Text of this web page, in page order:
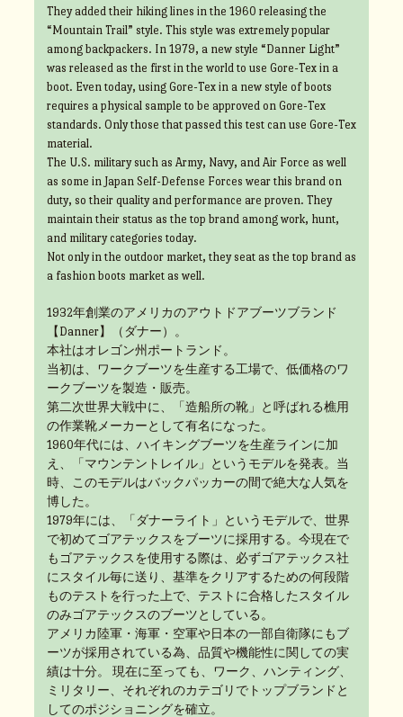
They added their hiking lines in the 1960 releasing the
“Mountain Trail” style. This style was extremely popular
among backpackers. In 1979, a new style “Danner Light”
was released as the first in the world to use Gore-Tex in a
boot. Even today, using Gore-Tex in a new style of boots
requires a physical sample to be approved on Gore-Tex
standards. Only those that passed this test can use Gore-Tex
material.
The U.S. military such as Army, Navy, and Air Force as well
as some in Japan Self-Defense Forces wear this brand on
duty, so their quality and performance are proven. They
maintain their status as the top brand among work, hunt,
and military categories today.
Not only in the outdoor market, they seat as the top brand as
a fashion boots market as well.
1932年創業のアメリカのアウトドアブーツブランド
【Danner】（ダナー）。
本社はオレゴン州ポートランド。
当初は、ワークブーツを生産する工場で、低価格のワ
ークブーツを製造・販売。
第二次世界大戦中に、「造船所の靴」と呼ばれる樵用
の作業靴メーカーとして有名になった。
1960年代には、ハイキングブーツを生産ラインに加
え、「マウンテントレイル」というモデルを発表。当
時、このモデルはバックパッカーの間で絶大な人気を
博した。
1979年には、「ダナーライト」というモデルで、世界
で初めてゴアテックスをブーツに採用する。今現在で
もゴアテックスを使用する際は、必ずゴアテックス社
にスタイル毎に送り、基準をクリアするための何段階
ものテストを行った上で、テストに合格したスタイル
のみゴアテックスのブーツとしている。
アメリカ陸軍・海軍・空軍や日本の一部自衛隊にもブ
ーツが採用されている為、品質や機能性に関しての実
績は十分。 現在に至っても、ワーク、ハンティング、
ミリタリー、それぞれのカテゴリでトップブランドと
してのポジショニングを確立。